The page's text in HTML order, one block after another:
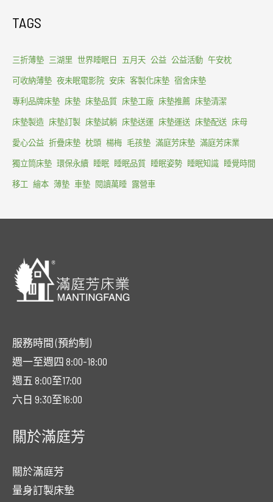
TAGS
三折薄墊 三湖里 世界睡眠日 五月天 公益 公益活動 午安枕
可收納薄墊 夜未眠電影院 安床 客製化床墊 宿舍床墊
專利品牌床墊 床墊 床墊品質 床墊工廠 床墊推薦 床墊清潔
床墊製造 床墊訂製 床墊試躺 床墊送運 床墊運送 床墊配送 床母
愛心公益 折疊床墊 枕頭 楊梅 毛孩墊 滿庭芳床墊 滿庭芳床業
獨立筒床墊 環保永續 睡眠 睡眠品質 睡眠姿勢 睡眠知識 睡覺時間
移工 繪本 薄墊 車墊 閱讀萬睡 露營車
服務時間 (預約制)
週一至週四 8:00-18:00
週五 8:00至17:00
六日 9:30至16:00
關於滿庭芳
關於滿庭芳
量身訂製床墊